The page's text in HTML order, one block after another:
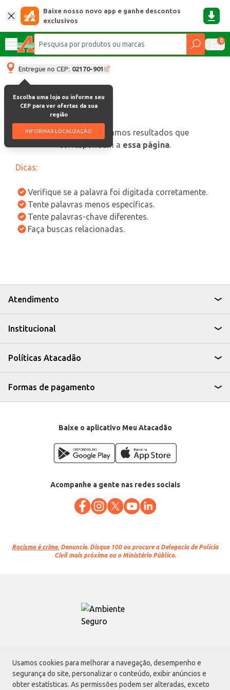
Usamos cookies para melhorar a navegação, desempenho e
segurança do site, personalizar o conteúdo, exibir anúncios e
obter estatísticas. As permissões podem ser alteradas, exceto
Baixe nosso novo app e ganhe descontos
exclusivos
0
Entregue no CEP: 02170-901
Escolha uma loja ou informe seu
CEP para ver ofertas da sua
região
INFORMAR LOCALIZAÇÃO
oops, não encontramos resultados que
correspondam a essa página.
Dicas:
Verifique se a palavra foi digitada corretamente.
Tente palavras menos específicas.
Tente palavras-chave diferentes.
Faça buscas relacionadas.
Atendimento
Institucional
Políticas Atacadão
Formas de pagamento
Baixe o aplicativo Meu Atacadão
Acompanhe a gente nas redes sociais
Racismo é crime. Denuncie. Disque 100 ou procure a Delegacia de Polícia
Civil mais próxima ou o Ministério Público.
Atacadão S.A.
Avenida Morvan Dias de Figueiredo, 6169, Vila Maria, São Paulo - SP | CEP
02170-901 | CNPJ: 75.315.333/0001-09